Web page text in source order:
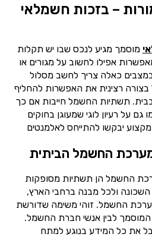
– בזכות חשמלאי
מוסמך מגיע לנכס שבו יש תקלות
אפילו לחשוב על מגורים או
כאלה צריך לחשב מסלול
בצורה רצינית את האפשרות להחליף
תשתיות החשמל חייבות אם כך
על רעיון לוגי שמעוגן בחוקים
יבקשו להתייחס לאלמנטים
מערכת החשמל הביתית
החשמל הן תשתיות מסופקות
ולכל מבנה ברחבי הארץ,
החשמל. זוהי משימה שדורשת
המוסמך לבין אנשי חברת החשמל.
את כל המידע בנוגע למתח